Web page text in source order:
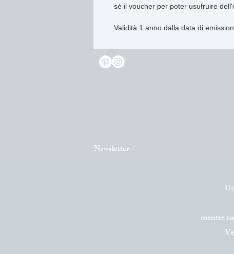
sé il voucher per poter usufruire
Validità 1 anno dalla data di
Newsletter
mentre